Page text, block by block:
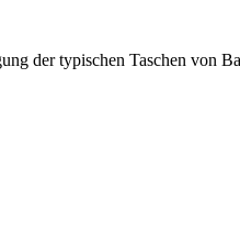
der typischen Taschen von